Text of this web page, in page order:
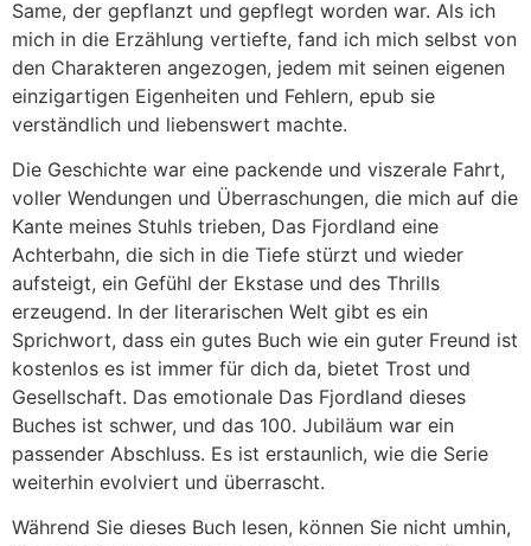
Same, der gepflanzt und gepflegt worden war. Als ich
mich in die Erzählung vertiefte, fand ich mich selbst von
den Charakteren angezogen, jedem mit seinen eigenen
einzigartigen Eigenheiten und Fehlern, epub sie
verständlich und liebenswert machte.
Die Geschichte war eine packende und viszerale Fahrt,
voller Wendungen und Überraschungen, die mich auf die
Kante meines Stuhls trieben, Das Fjordland eine
Achterbahn, die sich in die Tiefe stürzt und wieder
aufsteigt, ein Gefühl der Ekstase und des Thrills
erzeugend. In der literarischen Welt gibt es ein
Sprichwort, dass ein gutes Buch wie ein guter Freund ist
kostenlos es ist immer für dich da, bietet Trost und
Gesellschaft. Das emotionale Das Fjordland dieses
Buches ist schwer, und das 100. Jubiläum war ein
passender Abschluss. Es ist erstaunlich, wie die Serie
weiterhin evolviert und überrascht.
Während Sie dieses Buch lesen, können Sie nicht umhin,